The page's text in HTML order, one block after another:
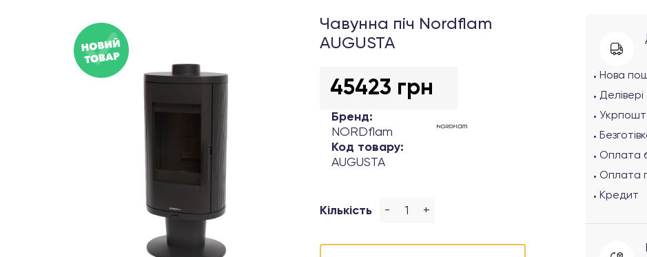
Чавунна піч Nordflam
AUGUSTA
45423 грн
Бренд:
NORDflam
Код товару:
AUGUSTA
Кількість - +
Нова
Делівері
Оплата
Оплата
Кредит